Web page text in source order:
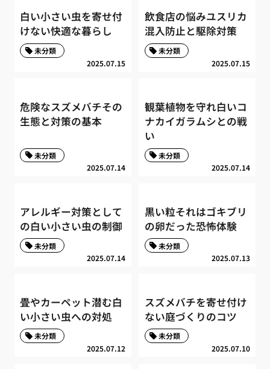
白い小さい虫を寄せ付
けない快適な暮らし
2025.07.15
未分類
飲食店の悩みユスリカ
混入防止と駆除対策
2025.07.15
未分類
危険なスズメバチその
生態と対策の基本
2025.07.14
未分類
観葉植物を守れ白いコ
ナカイガラムシとの戦
い
2025.07.14
未分類
アレルギー対策として
の白い小さい虫の制御
2025.07.14
未分類
黒い粒それはゴキブリ
の卵だった恐怖体験
2025.07.13
未分類
畳やカーペット潜む白
い小さい虫への対処
2025.07.12
未分類
スズメバチを寄せ付け
ない庭づくりのコツ
2025.07.10
未分類